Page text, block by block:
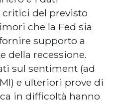
critici del previsto
che la Fed sia
supporto a
della recessione.
sul sentiment (ad
e ulteriori prove di
in difficoltà hanno